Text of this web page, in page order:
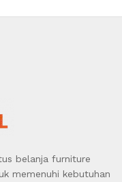
belanja furniture
memenuhi kebutuhan